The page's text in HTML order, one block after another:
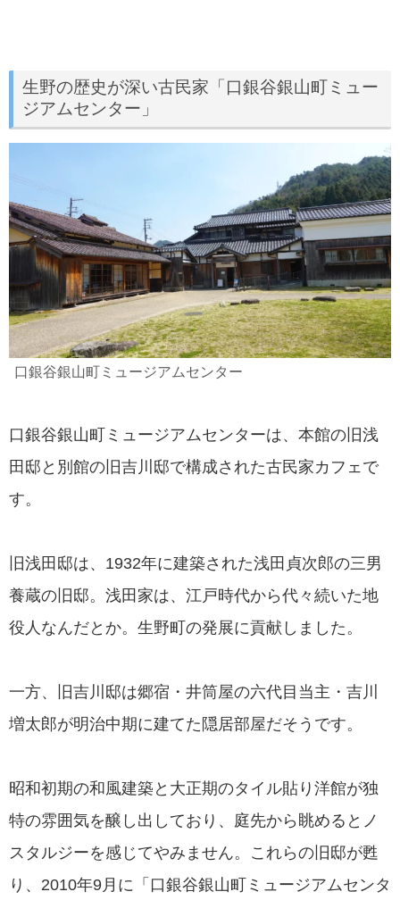
生野の歴史が深い古民家「口銀谷銀山町ミュー
ジアムセンター」
口銀谷銀山町ミュージアムセンター
口銀谷銀山町ミュージアムセンターは、本館の旧浅
田邸と別館の旧吉川邸で構成された古民家カフェで
す。
旧浅田邸は、1932年に建築された浅田貞次郎の三男
養蔵の旧邸。浅田家は、江戸時代から代々続いた地
役人なんだとか。生野町の発展に貢献しました。
一方、旧吉川邸は郷宿・井筒屋の六代目当主・吉川
増太郎が明治中期に建てた隠居部屋だそうです。
昭和初期の和風建築と大正期のタイル貼り洋館が独
特の雰囲気を醸し出しており、庭先から眺めるとノ
スタルジーを感じてやみません。これらの旧邸が甦
り、2010年9月に「口銀谷銀山町ミュージアムセンタ